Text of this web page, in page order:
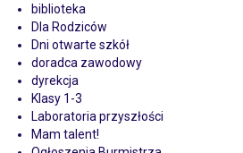
biblioteka
Dla Rodziców
Dni otwarte szkół
doradca zawodowy
dyrekcja
Klasy 1-3
Laboratoria przyszłości
Mam talent!